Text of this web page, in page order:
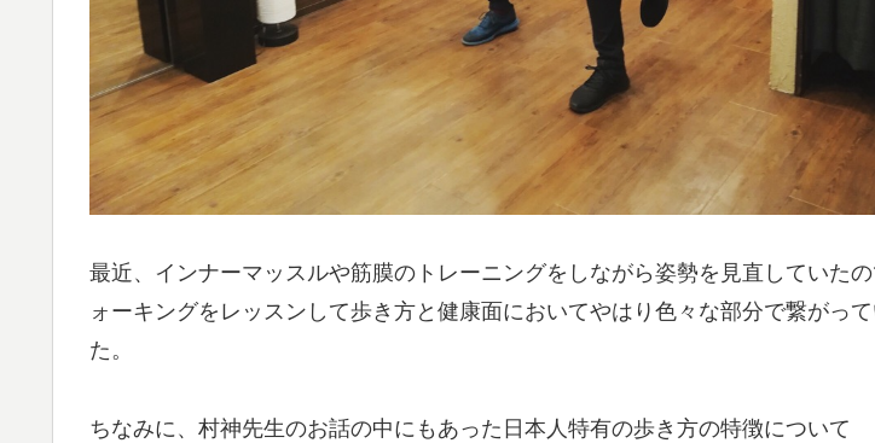
最近、インナーマッスルや筋膜のトレーニングをしながら姿勢を見直していた
ォーキングをレッスンして歩き方と健康面においてやはり色々な部分で繋がっ
た。
ちなみに、村神先生のお話の中にもあった日本人特有の歩き方の特徴について